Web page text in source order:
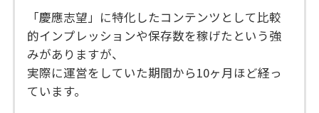
「慶應志望」に特化したコンテンツとして比較
的インプレッションや保存数を稼げたという強
みがありますが、
実際に運営をしていた期間から10ヶ月ほど経っ
ています。